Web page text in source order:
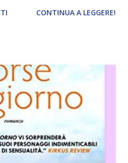
Wesley , il solito ragazzo
a tutte coloro che hanno
si chiama Sei
vi sto vedendo storcere il
i torti perché sia titolo che
poco orrendo ed è un vero
merita tanto. Uno dei pochi
apprezzato. I protagonisti
CONTINUA A LEGGERE!